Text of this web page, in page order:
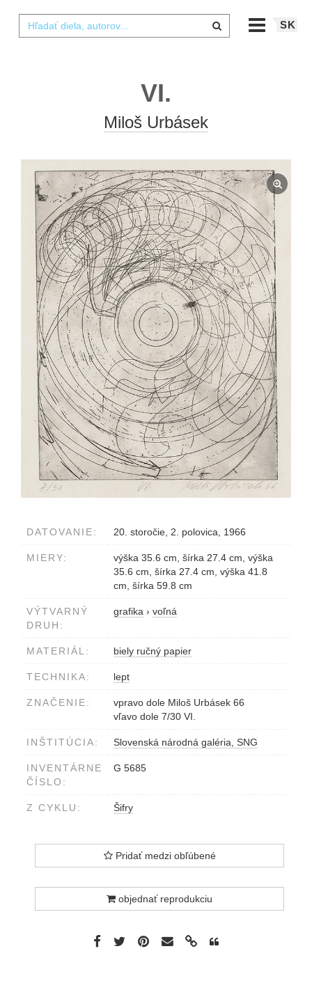
SK
VI.
Miloš Urbásek
DATOVANIE: 20. storočie, 2. polovica, 1966
MIERY:
výška 35.6 cm, šírka 27.4 cm, výška
35.6 cm, šírka 27.4 cm, výška 41.8
cm, šírka 59.8 cm
VÝTVARNÝ
DRUH:
grafika › voľná
MATERIÁL: biely ručný papier
TECHNIKA: lept
ZNAČENIE:
vpravo dole Miloš Urbásek 66
vľavo dole 7/30 VI.
INŠTITÚCIA: Slovenská národná galéria, SNG
INVENTÁRNE
ČÍSLO:
G 5685
Z CYKLU: Šifry
Pridať medzi obľúbené
objednať reprodukciu